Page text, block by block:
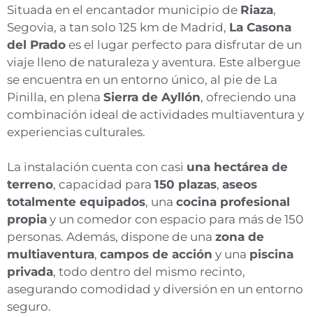
Situada en el encantador municipio de Riaza,
Segovia, a tan solo 125 km de Madrid, La Casona
del Prado es el lugar perfecto para disfrutar de un
viaje lleno de naturaleza y aventura. Este albergue
se encuentra en un entorno único, al pie de La
Pinilla, en plena Sierra de Ayllón, ofreciendo una
combinación ideal de actividades multiaventura y
experiencias culturales.
La instalación cuenta con casi una hectárea de
terreno, capacidad para 150 plazas, aseos
totalmente equipados, una cocina profesional
propia y un comedor con espacio para más de 150
personas. Además, dispone de una zona de
multiaventura, campos de acción y una piscina
privada, todo dentro del mismo recinto,
asegurando comodidad y diversión en un entorno
seguro.